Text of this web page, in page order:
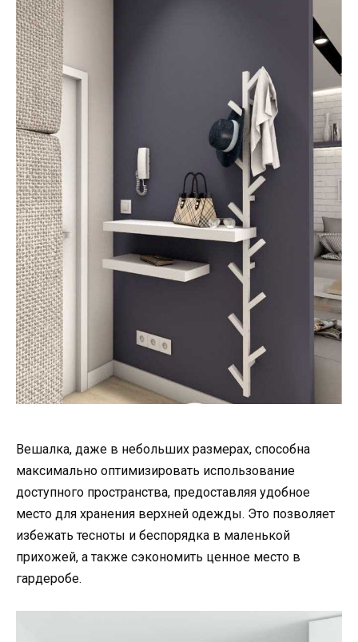
Вешалка, даже в небольших размерах, способна
максимально оптимизировать использование
доступного пространства, предоставляя удобное
место для хранения верхней одежды. Это позволяет
избежать тесноты и беспорядка в маленькой
прихожей, а также сэкономить ценное место в
гардеробе.